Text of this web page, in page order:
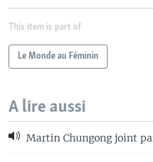
This item is part of
Le Monde au Féminin
A lire aussi
Martin Chungong joint